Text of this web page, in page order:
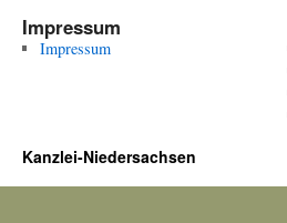
Impressum
Impressum
Kanzlei-Niedersachsen